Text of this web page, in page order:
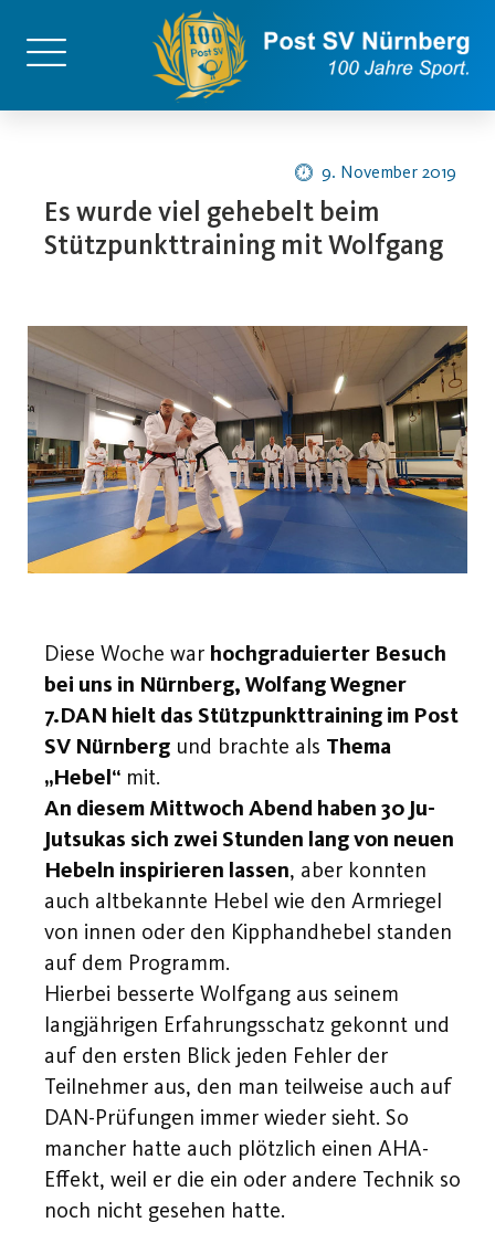
9. November 2019
Es wurde viel gehebelt beim
Stützpunkttraining mit Wolfgang
Diese Woche war hochgraduierter Besuch
bei uns in Nürnberg, Wolfang Wegner
7.DAN hielt das Stützpunkttraining im Post
SV Nürnberg und brachte als Thema
„Hebel“ mit.
An diesem Mittwoch Abend haben 30 Ju-
Jutsukas sich zwei Stunden lang von neuen
Hebeln inspirieren lassen, aber konnten
auch altbekannte Hebel wie den Armriegel
von innen oder den Kipphandhebel standen
auf dem Programm.
Hierbei besserte Wolfgang aus seinem
langjährigen Erfahrungsschatz gekonnt und
auf den ersten Blick jeden Fehler der
Teilnehmer aus, den man teilweise auch auf
DAN-Prüfungen immer wieder sieht. So
mancher hatte auch plötzlich einen AHA-
Effekt, weil er die ein oder andere Technik so
noch nicht gesehen hatte.